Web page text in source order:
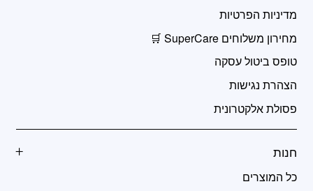
מדיניות הפרטיות
מחירון משלוחים SuperCare 🛒
טופס ביטול עסקה
הצהרת נגישות
פסולת אלקטרונית
חנות
כל המוצרים